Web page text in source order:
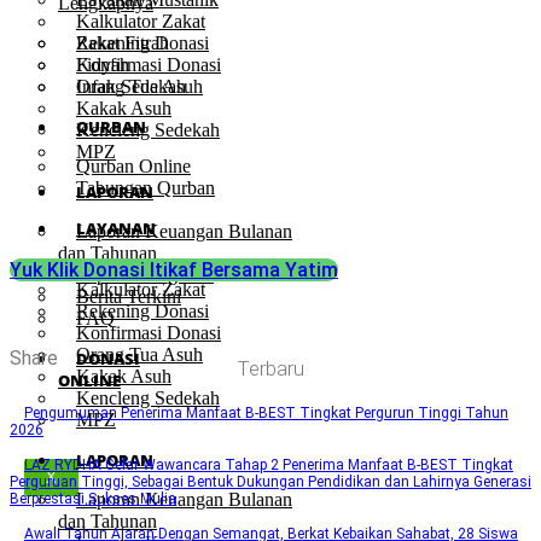
Kalkulator Zakat
Rekening Donasi
Konfirmasi Donasi
Orang Tua Asuh
Kakak Asuh
Kencleng Sedekah
MPZ
LAPORAN
Laporan Keuangan Bulanan
dan Tahunan
Laporan Kegiatan
Berita Terkini
FAQ
DONASI
ONLINE
X
Zakat Fitrah
Fidyah
Infak Sedekah
QURBAN
Qurban Online
Tabungan Qurban
LAYANAN
Layanan Mustahik
Kalkulator Zakat
Rekening Donasi
Konfirmasi Donasi
Orang Tua Asuh
Kakak Asuh
Kencleng Sedekah
MPZ
LAPORAN
Laporan Keuangan Bulanan
dan Tahunan
Yuk Klik Donasi Itikaf Bersama Yatim
Share Terbaru
Pengumuman Penerima Manfaat B-BEST Tingkat Pergurun Tinggi Tahun
2026
LAZ RYDHA Gelar Wawancara Tahap 2 Penerima Manfaat B-BEST Tingkat
Perguruan Tinggi, Sebagai Bentuk Dukungan Pendidikan dan Lahirnya Generasi
Berprestasi Sukses Mulia
Awali Tahun Ajaran Dengan Semangat, Berkat Kebaikan Sahabat, 28 Siswa